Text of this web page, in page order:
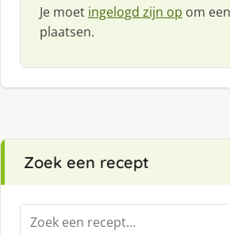
Je moet ingelogd zijn op om
plaatsen.
Zoek een recept
Zoeken